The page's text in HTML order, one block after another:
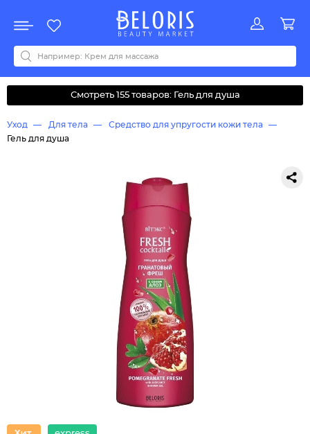
Акции
Все бренды
0-9ABCDEFGHIJKLMNOPQRSTUVWYZАБВДЗИМОКЛНПРСТУФ
Смотреть 155 товаров: Гель для душа
Уход Для тела
Средство для упругости кожи тела
Гель для душа